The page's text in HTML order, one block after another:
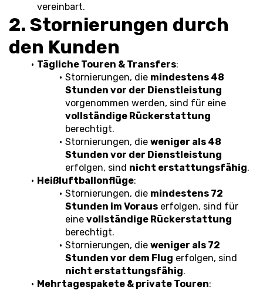
vereinbart.
2. Stornierungen durch
den Kunden
Tägliche Touren & Transfers:
Stornierungen, die mindestens 48
Stunden vor der Dienstleistung
vollständige Rückerstattung
berechtigt.
Stornierungen, die weniger als 48
Stunden vor der Dienstleistung
erfolgen, sind nicht erstattungsfähig.
Heißluftballonflüge:
Stornierungen, die mindestens 72
Stunden im Voraus erfolgen, sind für
eine vollständige Rückerstattung
berechtigt.
Stornierungen, die weniger als 72
Stunden vor dem Flug
nicht erstattungsfähig.
Mehrtagespakete & private Touren: